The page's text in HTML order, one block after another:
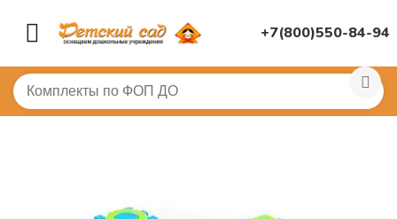
+7(800)550-84-94
Главная / ДИДАКТИЧЕСКИЕ ИГРЫ Развивающие